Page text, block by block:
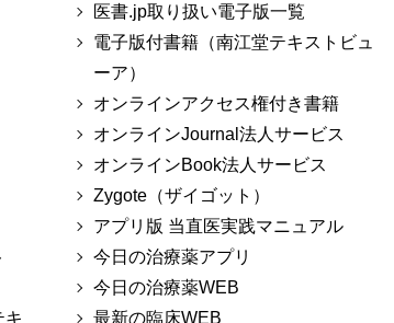
キ
医書.jp取り扱い電子版一覧
電子版付書籍（南江堂テキストビュ
ーア）
オンラインアクセス権付き書籍
オンラインJournal法人サービス
オンラインBook法人サービス
Zygote（ザイゴット）
アプリ版 当直医実践マニュアル
今日の治療薬アプリ
今日の治療薬WEB
最新の臨床WEB